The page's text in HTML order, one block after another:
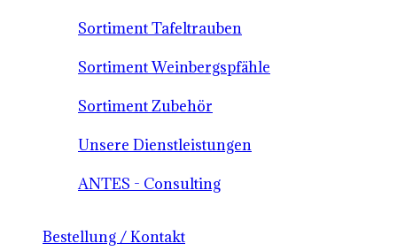
Sortiment Tafeltrauben
Sortiment Weinbergspfähle
Sortiment Zubehör
Unsere Dienstleistungen
ANTES - Consulting
Bestellung / Kontakt